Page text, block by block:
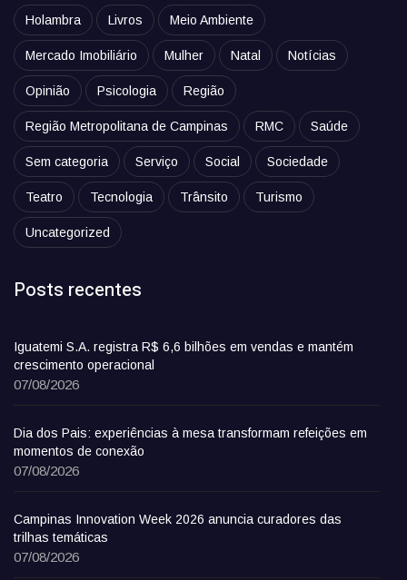
Holambra Livros Meio Ambiente
Mercado Imobiliário Mulher Natal Notícias
Opinião Psicologia Região
Região Metropolitana de Campinas RMC Saúde
Sem categoria Serviço Social Sociedade
Teatro Tecnologia Trânsito Turismo
Uncategorized
Posts recentes
Iguatemi S.A. registra R$ 6,6 bilhões em vendas e mantém
crescimento operacional
07/08/2026
Dia dos Pais: experiências à mesa transformam refeições em
momentos de conexão
07/08/2026
Campinas Innovation Week 2026 anuncia curadores das
trilhas temáticas
07/08/2026